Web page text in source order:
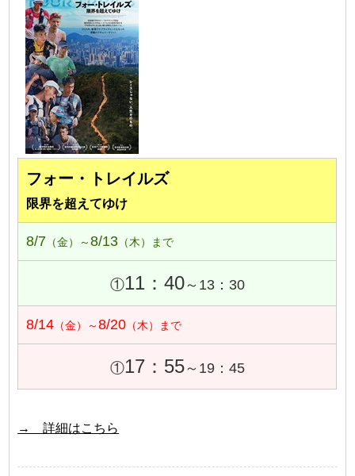
フォー・トレイルズ
限界を超えてゆけ
8/7 （金）～8/13 （木）まで
①11：40～13：30
8/14 （金）～8/20 （木）まで
①17：55～19：45
→ 詳細はこちら